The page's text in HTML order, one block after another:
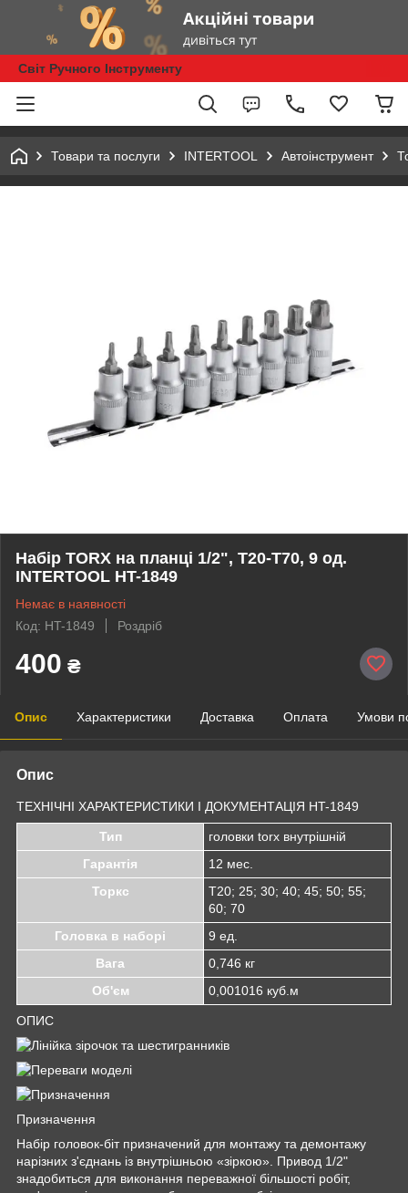
Світ Ручного Інструменту
Товари та послуги INTERTOOL Автоінструмент
Набір TORX на планці 1/2", Т20-T70, 9 од.
INTERTOOL HT-1849
Немає в наявності
Код: HT-1849
Роздріб
400 ₴
Опис Характеристики Доставка Оплата Умови
Опис
ТЕХНІЧНІ ХАРАКТЕРИСТИКИ І ДОКУМЕНТАЦІЯ HT-1849
Тип
головки torx внутрішній
Гарантія
12 мес.
Торкс
Т20; 25; 30; 40; 45; 50; 55;
60; 70
Головка в наборі
9 ед.
Вага
0,746 кг
Об'єм
0,001016 куб.м
ОПИС
Призначення
Набір головок-біт призначений для монтажу та демонтажу
нарізних з'єднань із внутрішньою «зіркою». Привод 1/2"
знадобиться для виконання переважної більшості робіт,